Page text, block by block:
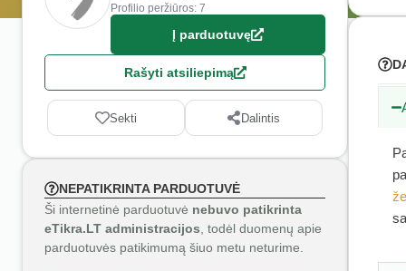
Profilio peržiūros: 7
Į parduotuvę
Rašyti atsiliepimą
Sekti Dalintis
NEPATIKRINTA PARDUOTUVĖ
Ši internetinė parduotuvė nebuvo patikrinta
eTikra.LT administracijos , todėl duomenų apie
parduotuvės patikimumą šiuo metu neturime.